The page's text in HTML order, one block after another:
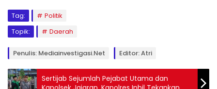
Tag:
Politik
Topik:
Daerah
Penulis: Mediainvestigasi.net Editor: Atri
Sertijab Sejumlah Pejabat Utama dan